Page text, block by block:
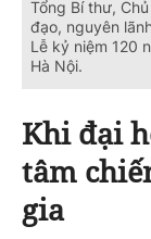
Tổng Bí thư,
đạo, nguyên
Lễ kỷ niệm 120
Hà Nội.
Khi đại
tâm
gia